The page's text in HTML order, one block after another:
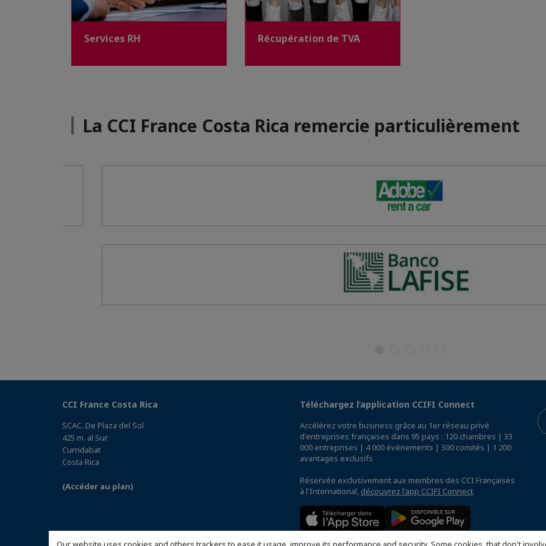
Services RH Récupération de TVA
La CCI France Costa Rica remercie particulièrement
CCI France Costa Rica
SCAC. De Plaza del Sol
425 m. al Sur
Curridabat
Costa Rica
(Accéder au plan)
Téléchargez l’application CCIFI Connect
Accélérez votre business grâce au 1er réseau privé
d'entreprises françaises dans 95 pays : 120 chambres | 33
000 entreprises | 4 000 événements | 300 comités | 1 200
avantages exclusifs
Réservée exclusivement aux membres des CCI Françaises
à l'International, découvrez l'app CCIFI Connect.